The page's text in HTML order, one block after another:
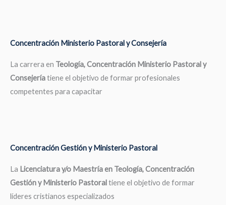
Concentración Ministerio Pastoral y Consejería
La carrera en Teología, Concentración Ministerio Pastoral y
Consejeríatiene el objetivo de formar profesionales
competentes para capacitar
Concentración Gestión y Ministerio Pastoral
La Licenciatura y/o Maestría en Teología, Concentración
Gestión y Ministerio Pastoraltiene el objetivo de formar
líderes cristianos especializados